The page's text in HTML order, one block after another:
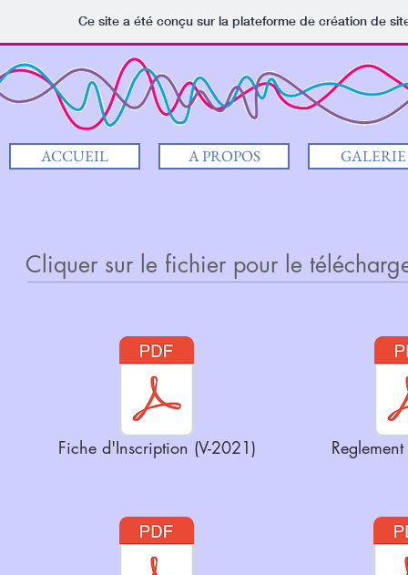
Ce site a été conçu sur la plateforme de création de
ACCUEIL A PROPOS GALERIE
Cliquer sur le fichier pour le
Fiche d'Inscription (V-2021)